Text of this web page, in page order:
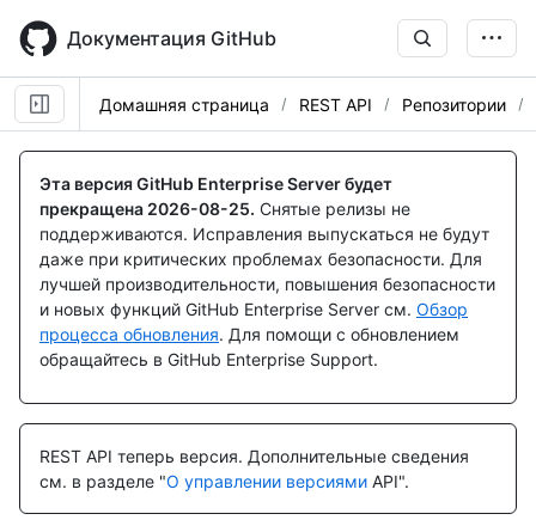
main
content
Документация GitHub
Домашняя страница REST API Репозитории
Эта версия GitHub Enterprise Server будет
прекращена 2026-08-25. Снятые релизы не
поддерживаются. Исправления выпускаться не будут
даже при критических проблемах безопасности. Для
лучшей производительности, повышения безопасности
и новых функций GitHub Enterprise Server см. Обзор
процесса обновления. Для помощи с обновлением
обращайтесь в GitHub Enterprise Support.
REST API теперь версия. Дополнительные сведения
см. в разделе "О управлении версиями API".
Имя., Тип,
Description
Имя., Тип,
Description
Имя., Тип,
Description
Имя., Тип,
Description